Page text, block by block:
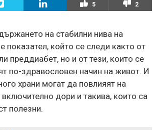
5 2
на стабилни нива на
показател, който се следи както от
преддиабет, но и от тези, които се
по-здравословен начин на живот. И
храни могат да повлияят на
включително дори и такива, които са
полезни.